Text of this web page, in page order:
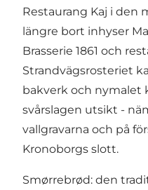
Restaurang Kaj i den
längre bort inhyser
Brasserie 1861 och
Strandvägsrosteriet
bakverk och nymalet
svårslagen utsikt -
vallgravarna och på
Kronoborgs slott.
Smørrebrød: den